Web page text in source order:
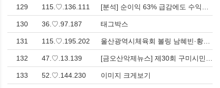
129 115.♡.136.111
130 36.♡.97.187 태그박스
131 115.♡.195.202
132 47.♡.13.139
133 52.♡.144.230 이미지 크게보기